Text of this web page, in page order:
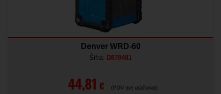
Denver WRD-60
Šifra: D878481
44,81 € (PDV nije uračunat)